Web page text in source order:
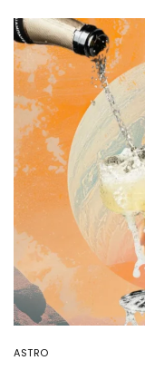
ASTRO